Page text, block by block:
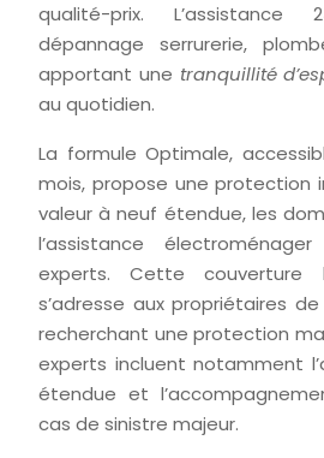
qualité-prix.
dépannage serrurerie,
apportant une tranquillité
au quotidien.
La formule Optimale,
mois, propose une protection
valeur à neuf étendue, les
l’assistance
experts. Cette
s’adresse aux propriétaires
recherchant une protection
experts incluent notamment
étendue et
cas de sinistre majeur.